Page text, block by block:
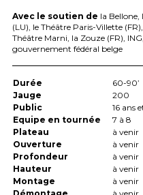
Avec le soutien de la
(LU), le Théâtre Paris-Villette
Théâtre Marni, la Zouze (FR), ING
gouvernement fédéral belge
Durée
60-90’
Jauge
200
Public
16 ans
Equipe en tournée
7 à 8
Plateau
à venir
Ouverture
à venir
Profondeur
à venir
Hauteur
à venir
Montage
à venir